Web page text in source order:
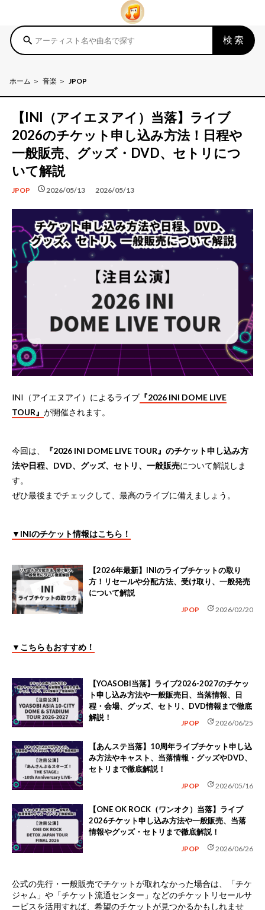
search 検索
ホーム 音楽 JPOP
【INI（アイエヌアイ）当落】ライブ
2026のチケット申し込み方法！日程や
一般販売、グッズ・DVD、セトリにつ
いて解説
JPOP schedule 2026/05/13
schedule 2026/05/13
INI（アイエヌアイ）によるライブ 『2026 INI DOME LIVE
TOUR』 が開催されます。
今回は、
『2026 INI DOME LIVE TOUR』のチケット申し込み方
法や日程、DVD、グッズ、セトリ、一般販売について解説しま
す。
ぜひ最後までチェックして、最高のライブに備えましょう。
▼INIのチケット情報はこちら！
【2026年最新】INIのライブチケットの取り
方！リセールや分配方法、受け取り、一般発売
について解説
JPOP update2026/02/20
▼こちらもおすすめ！
【YOASOBI当落】ライブ2026-2027のチケッ
ト申し込み方法や一般販売日、当落情報、日
程・会場、グッズ、セトリ、DVD情報まで徹底
解説！
JPOP update2026/06/25
【あんステ当落】10周年ライブチケット申し込
み方法やキャスト、当落情報・グッズやDVD、
セトリまで徹底解説！
JPOP update2026/05/16
【ONE OK ROCK（ワンオク）当落】ライブ
2026チケット申し込み方法や一般販売、当落
情報やグッズ・セトリまで徹底解説！
JPOP update2026/06/26
公式の先行・一般販売でチケットが取れなかった場合は、
「チケ
ジャム」や「チケット流通センター」などのチケットリセールサ
ービスを活用すれば、希望のチケットが見つかるかもしれませ